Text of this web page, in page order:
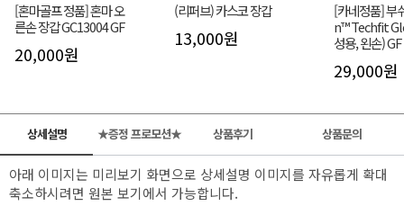
[혼마골프 정품] 혼마 오
른손 장갑 GC13004 GF
20,000원
(리퍼브) 카스코 장갑
13,000원
[카네정품] 부
n™ Techfit
성용, 왼손) GF
29,000원
상세설명 ★증정 프로모션★ 상품후기 상품문의
아래 이미지는 미리보기 화면으로 상세설명 이미지를 자유롭게 확대
축소하시려면 원본 보기에서 가능합니다.